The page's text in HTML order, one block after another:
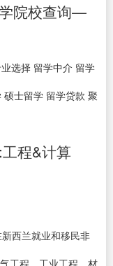
院校查询—
选择 留学中介 留学
士留学 留学贷款 聚
程&计算
西兰就业和移民非
工程、工业工程、材